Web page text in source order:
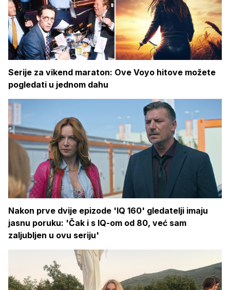
Serije za vikend maraton: Ove Voyo hitove možete
pogledati u jednom dahu
Nakon prve dvije epizode 'IQ 160' gledatelji imaju
jasnu poruku: 'Čak i s IQ-om od 80, već sam
zaljubljen u ovu seriju'